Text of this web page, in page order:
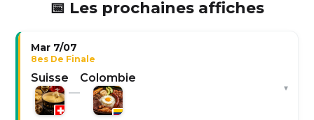
📅 Les prochaines affiches
Mar 7/07
8es De Finale
Suisse
—
Colombie
▾